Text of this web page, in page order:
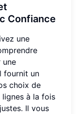
Confiance
une
une
fournit un
choix de
à la fois
Il vous